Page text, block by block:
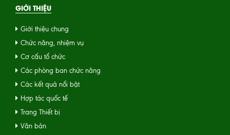
GIỚI THIỆU
Giới thiệu chung
Chức năng, nhiệm vụ
Cơ cấu tổ chức
Các phòng ban chức năng
Các kết quả nổi bật
Hợp tác quốc tế
Trang Thiết bị
Văn bản